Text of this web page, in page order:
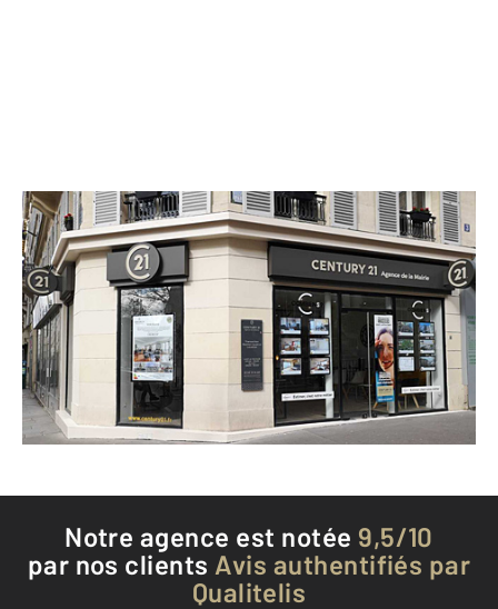
CENTURY 21 Agence de la Mairie
3 avenue Parmentier
PARIS - 75011
Envoyer un message
Téléphoner à l'agence
Notre agence est notée 9,5/10
par nos clients Avis authentifiés par
Qualitelis